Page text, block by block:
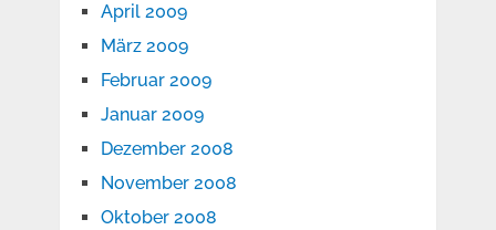
April 2009
März 2009
Februar 2009
Januar 2009
Dezember 2008
November 2008
Oktober 2008